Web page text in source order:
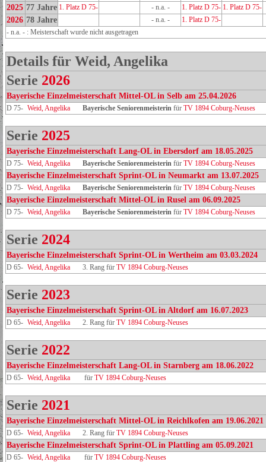
2025 77 Jahre 1. Platz D 75- - n.a. - 1. Platz D 75- 1. Platz D 75-
2026 78 Jahre - n.a. -
1. Platz D 75-
- n.a. - : Meisterschaft wurde nicht ausgetragen
Details für Weid, Angelika
Serie 2026
Bayerische Einzelmeisterschaft Mittel-OL in Selb am 25.04.2026
D 75- Weid, Angelika Bayerische Seniorenmeisterin für TV 1894 Coburg-Neuses
Serie 2025
Bayerische Einzelmeisterschaft Lang-OL in Ebersdorf am 18.05.2025
D 75- Weid, Angelika Bayerische Seniorenmeisterin für TV 1894 Coburg-Neuses
Bayerische Einzelmeisterschaft Sprint-OL in Neumarkt am 13.07.2025
D 75- Weid, Angelika Bayerische Seniorenmeisterin für TV 1894 Coburg-Neuses
Bayerische Einzelmeisterschaft Mittel-OL in Rusel am 06.09.2025
D 75- Weid, Angelika Bayerische Seniorenmeisterin für TV 1894 Coburg-Neuses
Serie 2024
Bayerische Einzelmeisterschaft Sprint-OL in Wertheim am 03.03.2024
D 65- Weid, Angelika 3. Rang für TV 1894 Coburg-Neuses
Serie 2023
Bayerische Einzelmeisterschaft Sprint-OL in Altdorf am 16.07.2023
D 65- Weid, Angelika 2. Rang für TV 1894 Coburg-Neuses
Serie 2022
Bayerische Einzelmeisterschaft Lang-OL in Starnberg am 18.06.2022
D 65- Weid, Angelika für TV 1894 Coburg-Neuses
Serie 2021
Bayerische Einzelmeisterschaft Mittel-OL in Reichlkofen am 19.06.2021
D 65- Weid, Angelika 2. Rang für TV 1894 Coburg-Neuses
Bayerische Einzelmeisterschaft Sprint-OL in Plattling am 05.09.2021
D 65- Weid, Angelika für TV 1894 Coburg-Neuses